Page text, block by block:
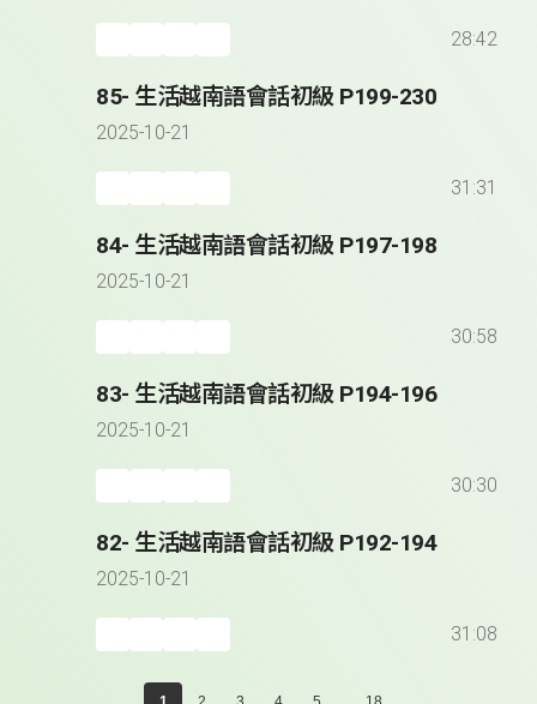
28:42
85- 生活越南語會話初級 P199-230
2025-10-21
31:31
84- 生活越南語會話初級 P197-198
2025-10-21
30:58
83- 生活越南語會話初級 P194-196
2025-10-21
30:30
82- 生活越南語會話初級 P192-194
2025-10-21
31:08